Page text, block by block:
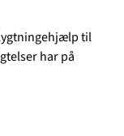
SUDAN
til
har på